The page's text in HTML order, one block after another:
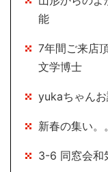
能
7年間ご来店
文学博士
yukaちゃん
新春の集い。
3-6 同窓会和